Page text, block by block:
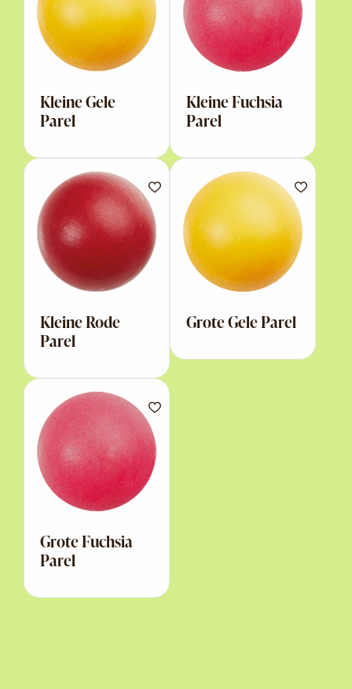
Kleine Gele
Parel
Kleine Fuchsia
Parel
Kleine Rode
Parel
Grote Gele Parel
Grote Fuchsia
Parel